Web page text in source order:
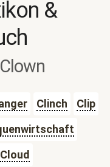
&
Clinch
Clip
Cloud